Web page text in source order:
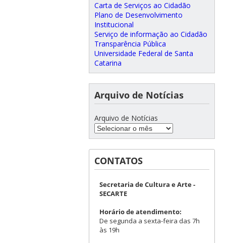
Carta de Serviços ao Cidadão
Plano de Desenvolvimento
Institucional
Serviço de informação ao Cidadão
Transparência Pública
Universidade Federal de Santa
Catarina
Arquivo de Notícias
Arquivo de Notícias
CONTATOS
Secretaria de Cultura e Arte -
SECARTE
Horário de atendimento:
De segunda a sexta-feira das 7h
às 19h